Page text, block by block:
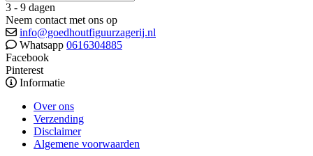
3 - 9 dagen
Neem contact met ons op
info@goedhoutfiguurzagerij.nl
Whatsapp 0616304885
Facebook
Pinterest
Informatie
Over ons
Verzending
Disclaimer
Algemene voorwaarden